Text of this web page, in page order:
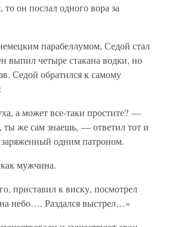
он послал одного вора за
парабеллумом, Седой стал
выпил четыре стакана водки, но
Седой обратился к самому
а может все-таки простите? —
ты же сам знаешь, — ответил тот и
одним патроном.
мужчина.
приставил к виску, посмотрел
небо…. Раздался выстрел…»